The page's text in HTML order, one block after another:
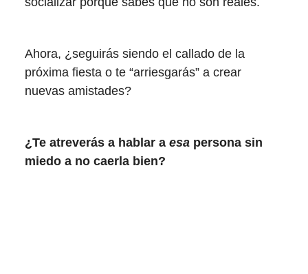
Ahora, ¿seguirás siendo el callado de la
próxima fiesta o te “arriesgarás” a crear
nuevas amistades?
¿Te atreverás a hablar a esa persona sin
miedo a no caerla bien?